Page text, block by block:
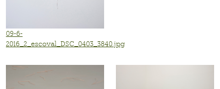
09-6-
2016_2_escoval_DSC_0403_3840.jpg